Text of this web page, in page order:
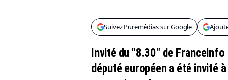
Suivez Puremédias sur Google
Invité du "8.30" de
député européen a été invité